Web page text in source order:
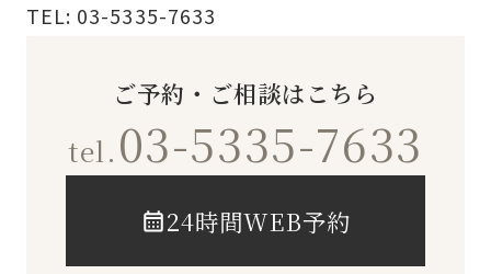
TEL: 03-5335-7633
ご予約・ご相談はこちら
tel.03-5335-7633
24時間WEB予約